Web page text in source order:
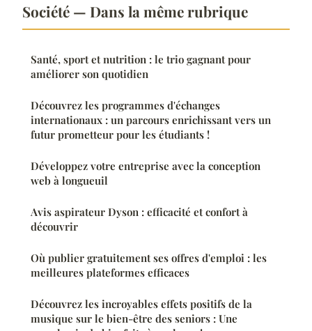
Société — Dans la même rubrique
Santé, sport et nutrition : le trio gagnant pour
améliorer son quotidien
Découvrez les programmes d'échanges
internationaux : un parcours enrichissant vers un
futur prometteur pour les étudiants !
Développez votre entreprise avec la conception
web à longueuil
Avis aspirateur Dyson : efficacité et confort à
découvrir
Où publier gratuitement ses offres d'emploi : les
meilleures plateformes efficaces
Découvrez les incroyables effets positifs de la
musique sur le bien-être des seniors : Une